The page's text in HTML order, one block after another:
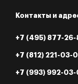
Контакты и
+7 (495) 877-26-
+7 (812) 221-03-
+7 (993) 992-03-